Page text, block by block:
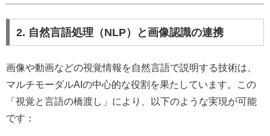
2. 自然言語処理（NLP）と画像認識の連携
画像や動画などの視覚情報を自然言語で説明する技術は、
マルチモーダルAIの中心的な役割を果たしています。この
「視覚と言語の橋渡し」により、以下のような実現が可能
です：